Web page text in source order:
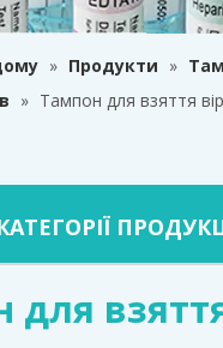
» Продукти »
» Тампон для взяття
для